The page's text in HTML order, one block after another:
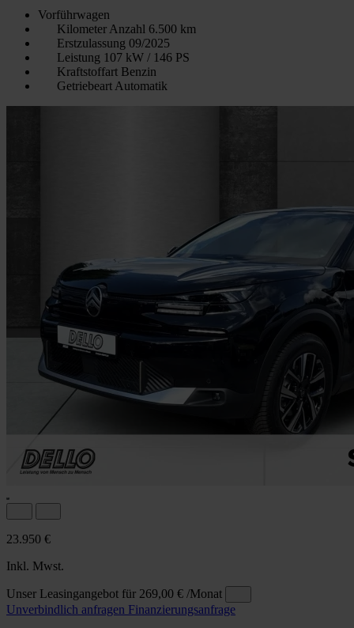
Vorführwagen
Kilometer Anzahl 6.500 km
Erstzulassung 09/2025
Leistung 107 kW / 146 PS
Kraftstoffart Benzin
Getriebeart Automatik
23.950 €
Inkl. Mwst.
Unser Leasingangebot für 269,00 € /Monat
Unverbindlich anfragen Finanzierungsanfrage